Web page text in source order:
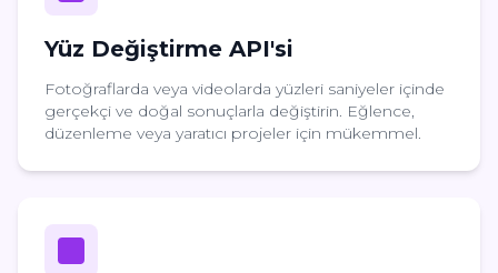
Yüz Değiştirme API'si
Fotoğraflarda veya videolarda yüzleri saniyeler içinde
gerçekçi ve doğal sonuçlarla değiştirin. Eğlence,
düzenleme veya yaratıcı projeler için mükemmel.